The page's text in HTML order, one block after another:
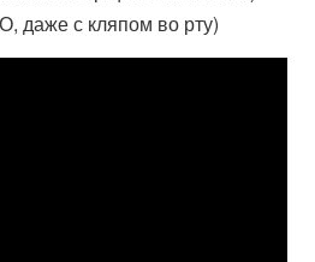
даже с кляпом во рту)